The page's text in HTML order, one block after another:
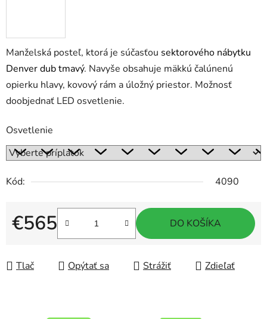
Manželská posteľ, ktorá je súčasťou sektorového nábytku
Denver dub tmavý. Navyše obsahuje mäkkú čalúnenú
opierku hlavy, kovový rám a úložný priestor. Možnosť
doobjednať LED osvetlenie.
Osvetlenie
Kód: 4090
€565
Jednotková cena:
DO KOŠÍKA
Tlač Opýtať sa Strážiť Zdieľať